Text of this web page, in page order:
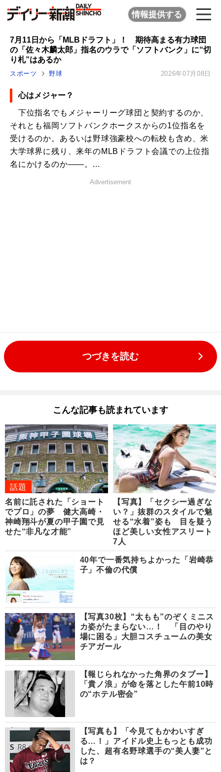
情報提供する
7月11日から「MLBドラフト」！ 期待高まる有力球団
の「佐々木麟太郎」指名のウラで「ソフトバンク」に“切
り札”はあるか
スポーツ 野球 2026年07月08日
心はメジャー？
下位指名でもメジャーリーグ球団と契約するのか、
それとも福岡ソフトバンクホークスからの1位指名を
受けるのか。あるいは野球強豪校への転校も含め、米
大学球界に残り、来年のMLBドラフト会議での上位指
名にかけるのか――。...
Advertisement
つづきを読む
こんな記事も読まれています
話題
名前に託された「ショート
でプロ」の夢 健大高崎・
神崎翔斗が夏の甲子園で見
せた“非凡な才能”
【写真】「セクシー過ぎな
い？」抜群のスタイルで魅
せる“水着”姿も 目を疑う
ほど美しい女性アスリート
7人
40年で一番気持ちよかった「岩崎恭
子」不倫の代償
【写真30枚】“太もも”のぞくミニス
カ姿がたまらない…！ 「目のやり
場に困る」大胆コスチュームの美女
チアガール
【報じられなかった角界のタブー】
「貴ノ浪」が命を落とした午前10時
の“ホテル密会”
【写真も】「今見てもかわいすぎ
る…！」アイドル史上もっとも成功
した、超有名野球選手の“美人妻”と
は？